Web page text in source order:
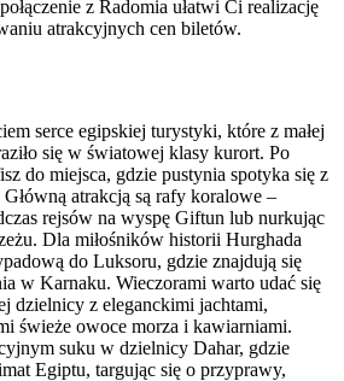
z Radomia ułatwi Ci realizację
atrakcyjnych cen biletów.
serce egipskiej turystyki, które z małej
się w światowej klasy kurort. Po
do miejsca, gdzie pustynia spotyka się z
atrakcją są rafy koralowe –
rejsów na wyspę Giftun lub nurkując
Dla miłośników historii Hurghada
do Luksoru, gdzie znajdują się
w Karnaku. Wieczorami warto udać się
dzielnicy z eleganckimi jachtami,
świeże owoce morza i kawiarniami.
suku w dzielnicy Dahar, gdzie
Egiptu, targując się o przyprawy,